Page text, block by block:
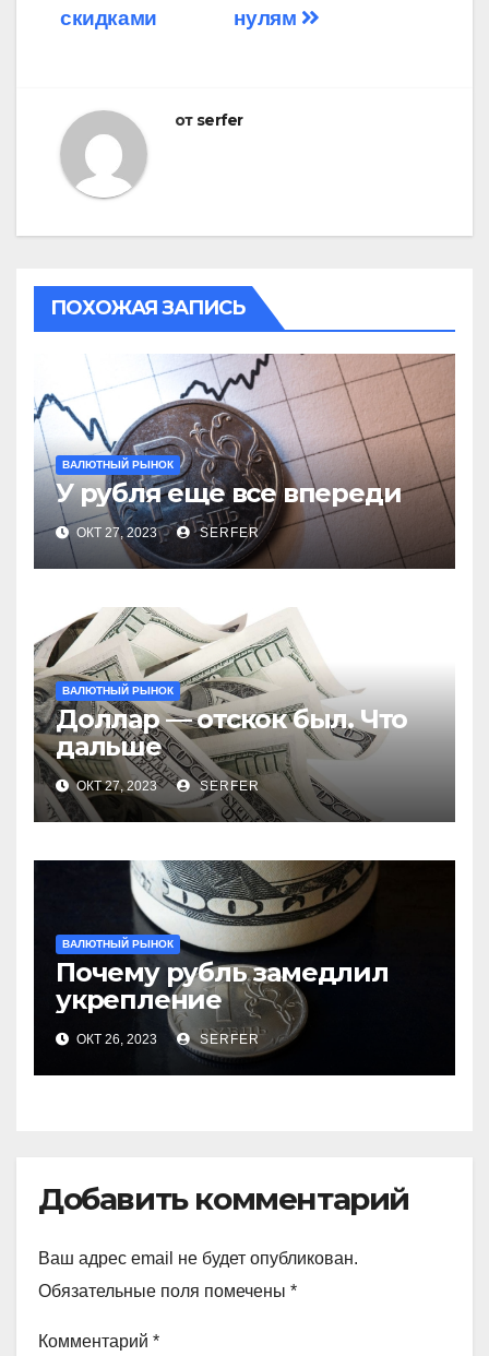
по
нулям
скидками
от serfer
ПОХОЖАЯ ЗАПИСЬ
ВАЛЮТНЫЙ РЫНОК
У рубля еще все впереди
ОКТ 27, 2023 SERFER
ВАЛЮТНЫЙ РЫНОК
Доллар — отскок был. Что
дальше
ОКТ 27, 2023 SERFER
ВАЛЮТНЫЙ РЫНОК
Почему рубль замедлил
укрепление
ОКТ 26, 2023 SERFER
Добавить комментарий
Ваш адрес email не будет опубликован.
Обязательные поля помечены *
Комментарий *